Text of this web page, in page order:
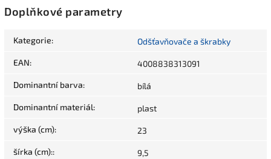
Doplňkové parametry
Kategorie: Odšťavňovače a škrabky
EAN: 4008838313091
Dominantní barva: bílá
Dominantní materiál: plast
výška (cm): 23
šírka (cm):: 9,5